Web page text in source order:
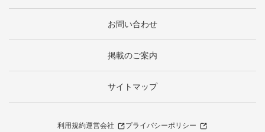
お問い合わせ
掲載のご案内
サイトマップ
利用規約運営会社
プライバシーポリシー